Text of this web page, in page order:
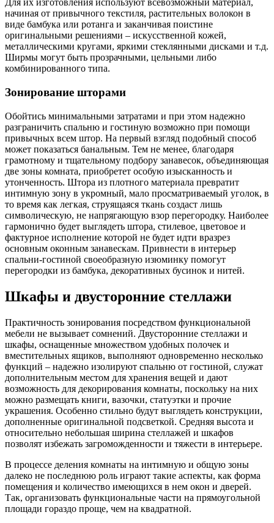
Для их изготовления используют всевозможный материал,
начиная от привычного текстиля, растительных волокон в
виде бамбука или ротанга и заканчивая поистине
оригинальными решениями – искусственной кожей,
металлическими кругами, яркими стеклянными дисками и т.д.
Ширмы могут быть прозрачными, цельными либо
комбинированного типа.
Зонирование шторами
Обойтись минимальными затратами и при этом надежно
разграничить спальню и гостиную возможно при помощи
привычных всем штор. На первый взгляд подобный способ
может показаться банальным. Тем не менее, благодаря
грамотному и тщательному подбору занавесок, объединяющая
две зоны комната, приобретет особую изысканность и
утонченность. Штора из плотного материала превратит
интимную зону в укромный, мало просматриваемый уголок, в
то время как легкая, струящаяся ткань создаст лишь
символическую, не напрягающую взор перегородку. Наиболее
гармонично будет выглядеть штора, стилевое, цветовое и
фактурное исполнение которой не будет идти вразрез
основным оконным занавескам. Привнести в интерьер
спальни-гостиной своеобразную изюминку помогут
перегородки из бамбука, декоративных бусинок и нитей.
Шкафы и двусторонние стеллажи
Практичность зонирования посредством функциональной
мебели не вызывает сомнений. Двусторонние стеллажи и
шкафы, оснащенные множеством удобных полочек и
вместительных ящиков, выполняют одновременно несколько
функций – надежно изолируют спальню от гостиной, служат
дополнительным местом для хранения вещей и дают
возможность для декорирования комнаты, поскольку на них
можно размещать книги, вазочки, статуэтки и прочие
украшения. Особенно стильно будут выглядеть конструкции,
дополненные оригинальной подсветкой. Средняя высота и
относительно небольшая ширина стеллажей и шкафов
позволят избежать загроможденности и тяжести в интерьере.
В процессе деления комнаты на интимную и общую зоны
далеко не последнюю роль играют такие аспекты, как форма
помещения и количество имеющихся в нем окон и дверей.
Так, организовать функциональные части на прямоугольной
площади гораздо проще, чем на квадратной.